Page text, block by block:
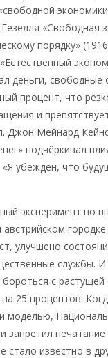
«Свободная
порядку»
деньги, свободные
процент, что
и
Джон Мейнард
подчёркивал
убежден, что
эксперимент по
улучшено
службы. И
с
на 25 процентов.
моделью,
запретил
стало известно в